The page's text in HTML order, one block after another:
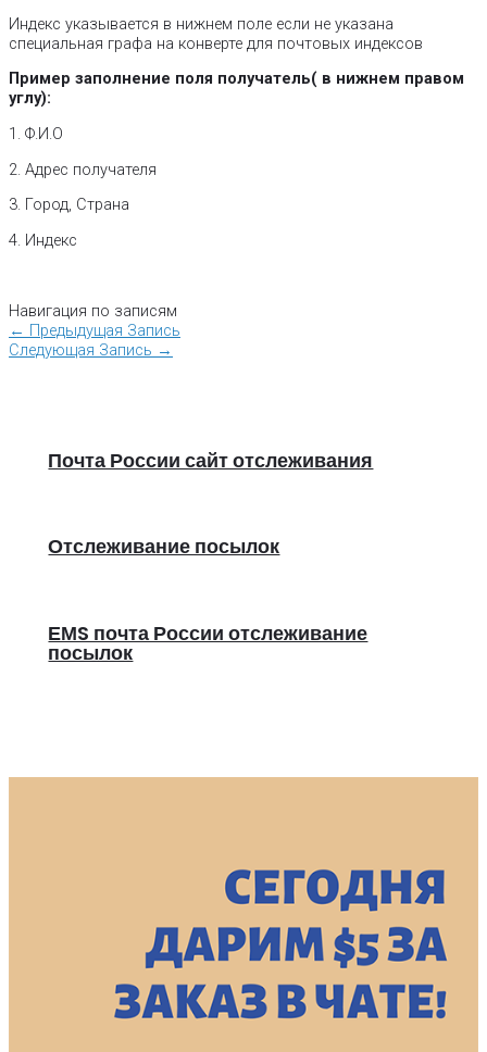
Индекс указывается в нижнем поле если не указана
специальная графа на конверте для почтовых индексов
Пример заполнение поля получатель( в нижнем правом
углу):
1. Ф.И.О
2. Адрес получателя
3. Город, Страна
4. Индекс
Навигация по записям
← Предыдущая Запись
Следующая Запись →
Почта России сайт отслеживания
Отслеживание посылок
ЕМS почта России отслеживание
посылок